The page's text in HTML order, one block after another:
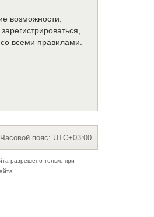
возможности.
всеми правилами.
Часовой пояс: UTC+03:00
разрешено только при